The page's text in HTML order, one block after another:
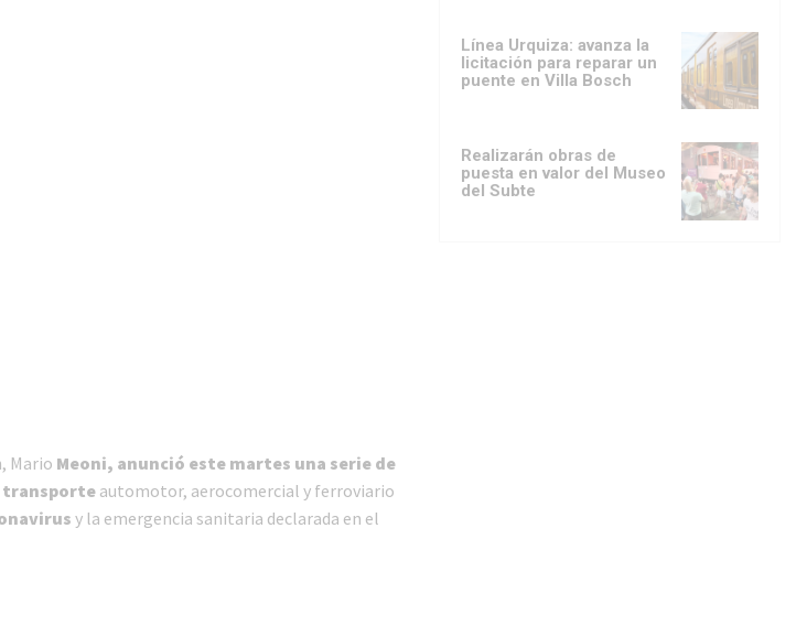
Mario Meoni, anunció este martes una serie de
transporte automotor, aerocomercial y ferroviario
y la emergencia sanitaria declarada en el
Línea Urquiza: avanza la
licitación para reparar un
puente en Villa Bosch
Realizarán obras de
puesta en valor del Museo
del Subte